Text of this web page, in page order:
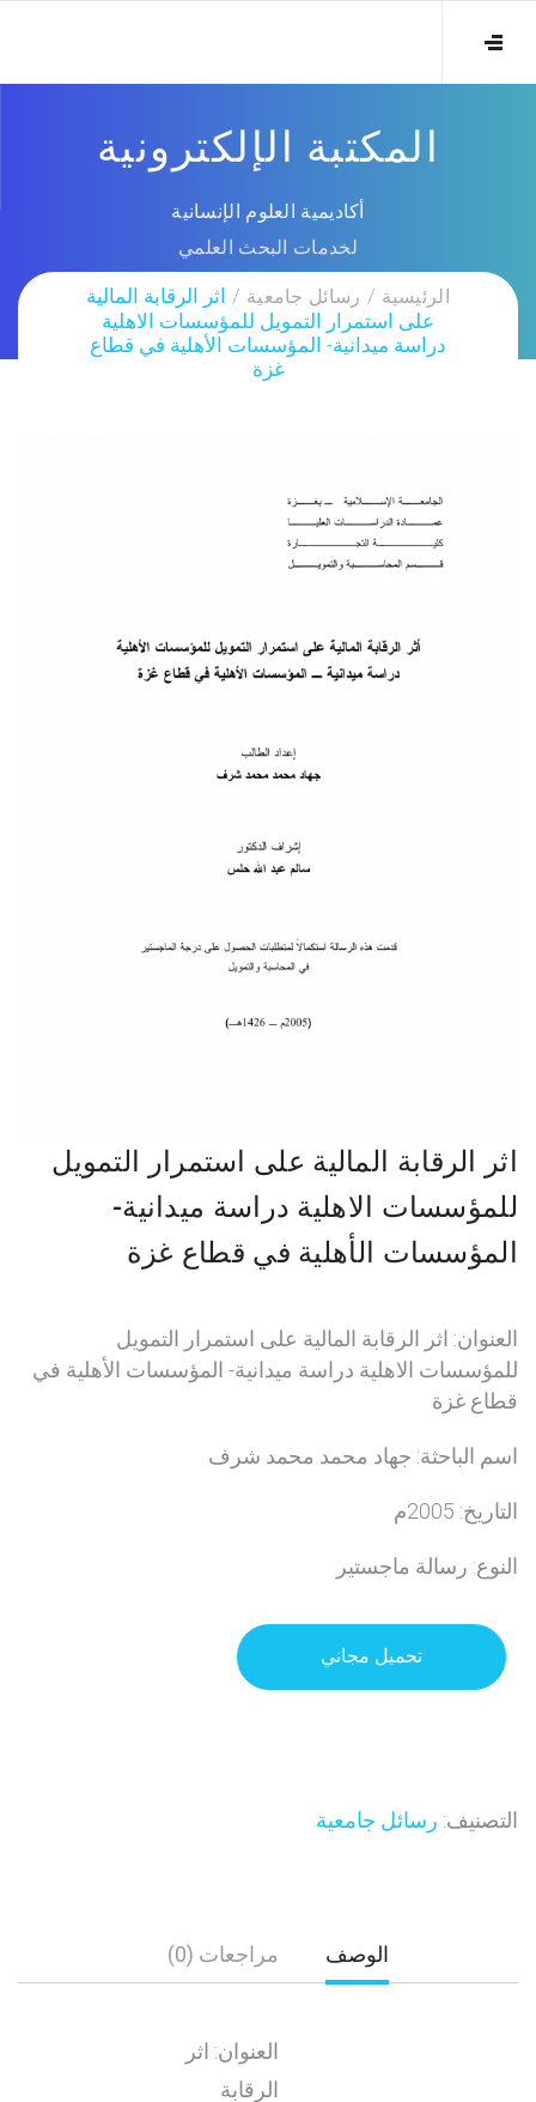
المكتبة الإلكترونية
أكاديمية العلوم الإنسانية
لخدمات البحث العلمي
الرئيسية رسائل جامعية
اثر الرقابة المالية
على استمرار التمويل للمؤسسات الاهلية
دراسة ميدانية- المؤسسات الأهلية في قطاع
غزة
اثر الرقابة المالية على استمرار التمويل
للمؤسسات الاهلية دراسة ميدانية-
المؤسسات الأهلية في قطاع غزة
العنوان: اثر الرقابة المالية على استمرار التمويل
للمؤسسات الاهلية دراسة ميدانية- المؤسسات الأهلية في
قطاع غزة
اسم الباحثة: جهاد محمد محمد شرف
التاريخ: 2005م
النوع: رسالة ماجستير
تحميل مجاني
التصنيف: رسائل جامعية
الوصف مراجعات (0)
العنوان: اثر
الرقابة